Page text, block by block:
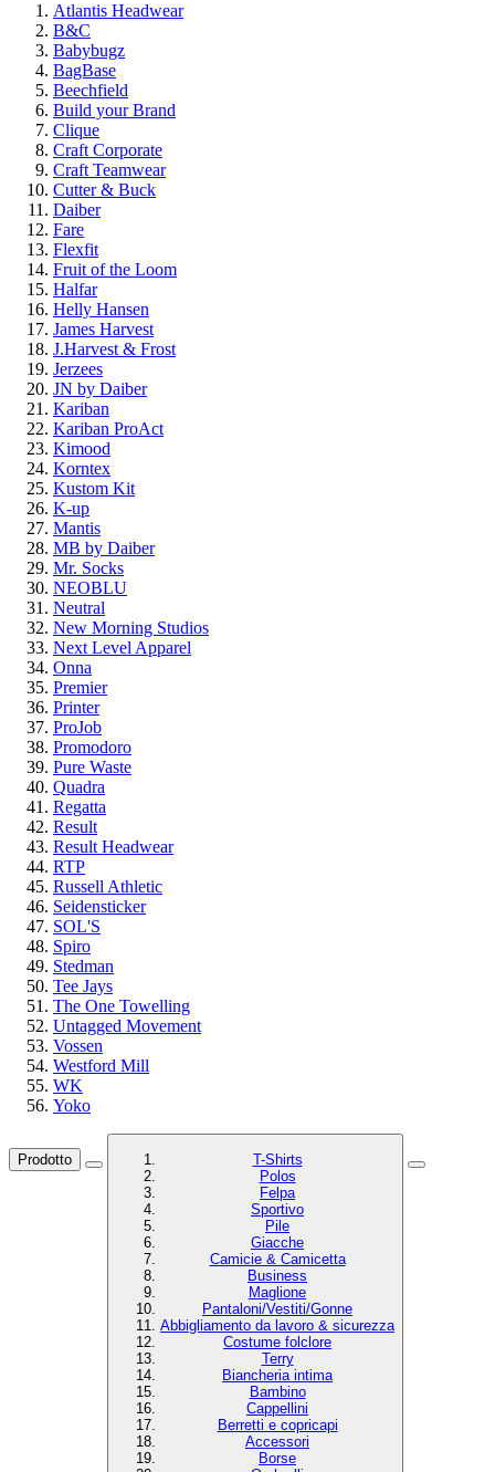
Atlantis Headwear
B&C
Babybugz
BagBase
Beechfield
Build your Brand
Clique
Craft Corporate
Craft Teamwear
Cutter & Buck
Daiber
Fare
Flexfit
Fruit of the Loom
Halfar
Helly Hansen
James Harvest
J.Harvest & Frost
Jerzees
JN by Daiber
Kariban
Kariban ProAct
Kimood
Korntex
Kustom Kit
K-up
Mantis
MB by Daiber
Mr. Socks
NEOBLU
Neutral
New Morning Studios
Next Level Apparel
Onna
Premier
Printer
ProJob
Promodoro
Pure Waste
Quadra
Regatta
Result
Result Headwear
RTP
Russell Athletic
Seidensticker
SOL'S
Spiro
Stedman
Tee Jays
The One Towelling
Untagged Movement
Vossen
Westford Mill
WK
Yoko
Prodotto
T-Shirts
Polos
Felpa
Sportivo
Pile
Giacche
Camicie & Camicetta
Business
Maglione
Pantaloni/Vestiti/Gonne
Abbigliamento da lavoro & sicurezza
Costume folclore
Terry
Biancheria intima
Bambino
Cappellini
Berretti e copricapi
Accessori
Borse